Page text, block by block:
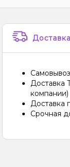
Доставка
Доставка
компании)
Доставка
Срочная